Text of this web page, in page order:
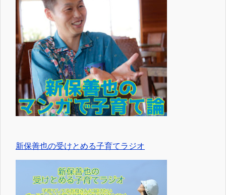
新保善也の受けとめる子育てラジオ